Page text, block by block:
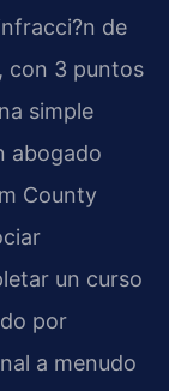
de
con 3 puntos
simple
abogado
County
un curso
por
a menudo